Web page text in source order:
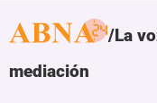
La
mediación